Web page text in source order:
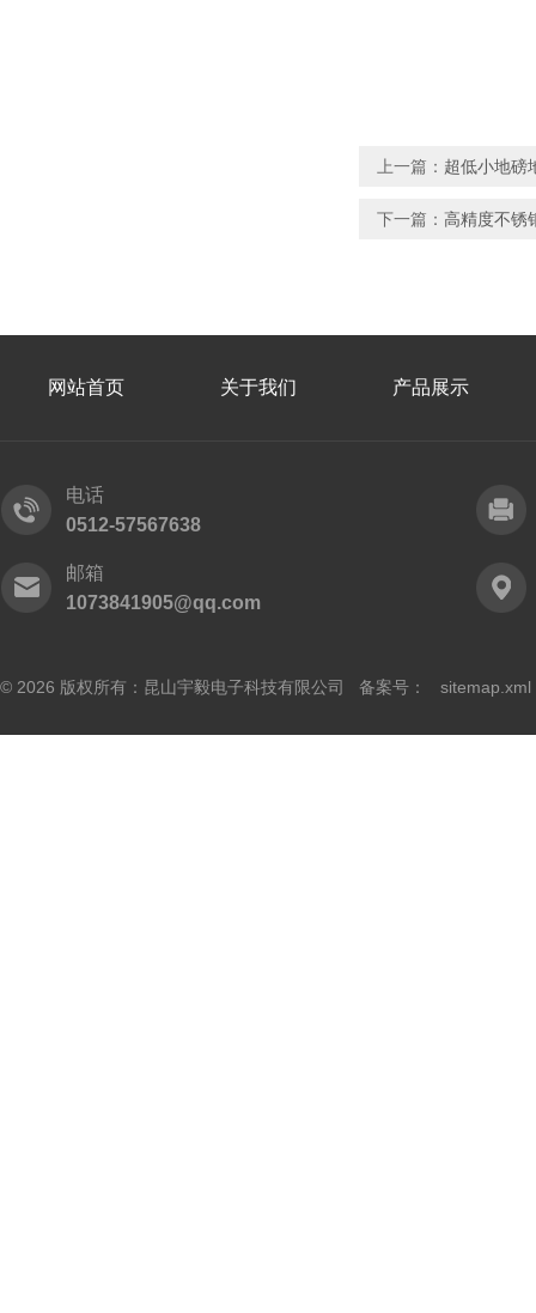
上一篇： 超低小地磅
下一篇： 高精度不锈
网站首页 关于我们 产品展示
电话
0512-57567638
邮箱
1073841905@qq.com
© 2026 版权所有：昆山宇毅电子科技有限公司 备案号： sitemap.xml